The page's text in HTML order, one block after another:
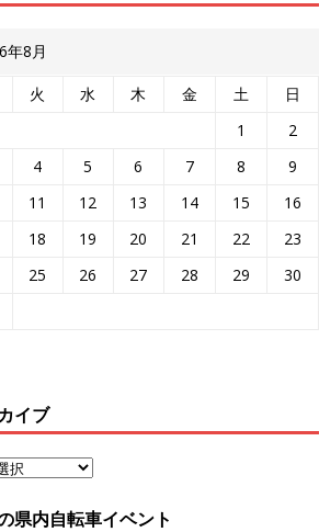
年8月
火 水 木 金 土
日
1
2
4
5 6 7 8
9
11
12 13 14 15
16
18
19 20 21 22
23
25
26 27 28 29 30
イブ
県内自転車イベント